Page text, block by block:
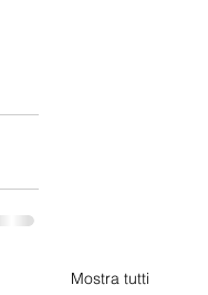
Mostra tutti